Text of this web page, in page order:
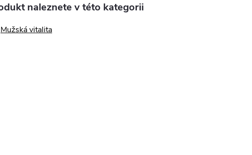
naleznete v této kategorii
Mužská vitalita